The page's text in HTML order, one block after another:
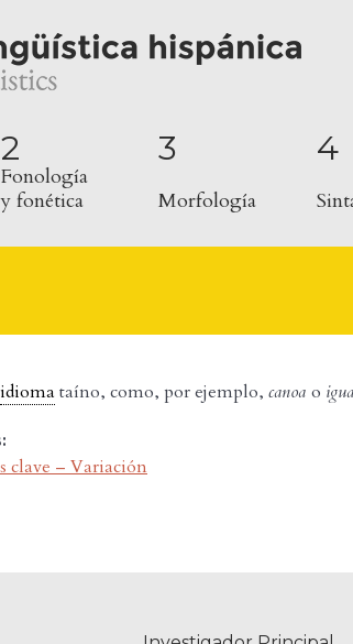
2
Fonología
y fonética
3
Morfología
4
idioma taíno, como, por ejemplo, canoa o
clave – Variación